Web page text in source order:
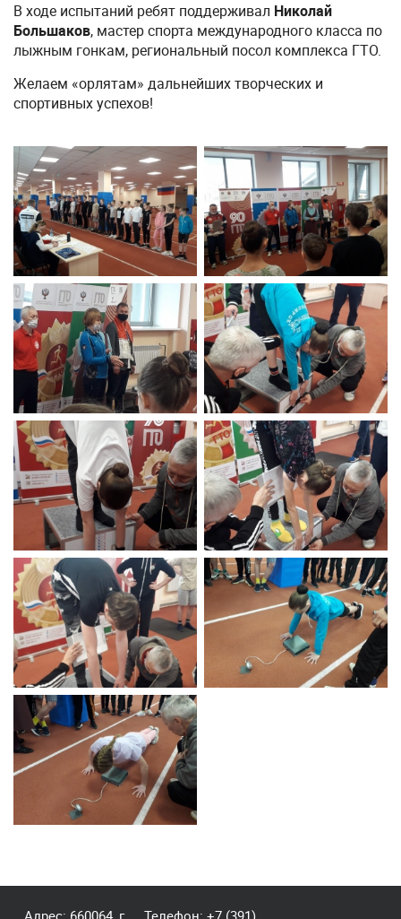
В ходе испытаний ребят поддерживал Николай
Большаков, мастер спорта международного класса по
лыжным гонкам, региональный посол комплекса ГТО.
Желаем «орлятам» дальнейших творческих и
спортивных успехов!
Адрес: 660064, г. Телефон:+7 (391)